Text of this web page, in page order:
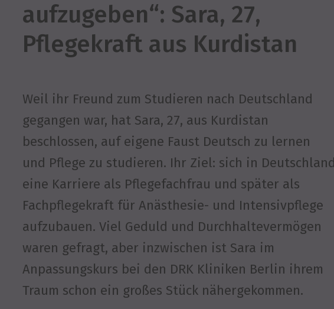
aufzugeben“: Sara, 27,
Pflegekraft aus Kurdistan
Weil ihr Freund zum Studieren nach Deutschland
gegangen war, hat Sara, 27, aus Kurdistan
beschlossen, auf eigene Faust Deutsch zu lernen
und Pflege zu studieren. Ihr Ziel: sich in Deutschland
eine Karriere als Pflegefachfrau und später als
Fachpflegekraft für Anästhesie- und Intensivpflege
aufzubauen. Viel Geduld und Durchhaltevermögen
waren gefragt, aber inzwischen ist Sara im
Anpassungskurs bei den DRK Kliniken Berlin ihrem
Traum schon ein großes Stück nähergekommen.